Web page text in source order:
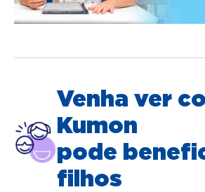
Venha ver
Kumon
pode
filhos